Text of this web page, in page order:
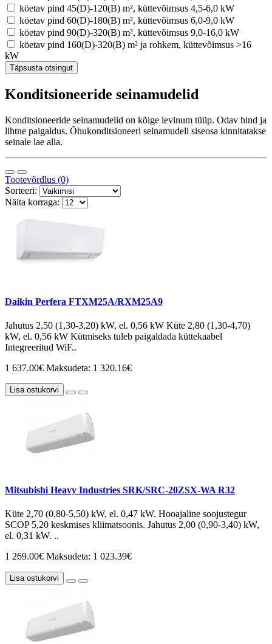
köetav pind 45(D)-120(B) m², küttevõimsus 4,5-6,0 kW
köetav pind 60(D)-180(B) m², küttevõimsus 6,0-9,0 kW
köetav pind 90(D)-320(B) m², küttevõimsus 9,0-16,0 kW
köetav pind 160(D)-320(B) m² ja rohkem, küttevõimsus >16
kW
Täpsusta otsingut
Konditsioneeride seinamudelid
Konditsioneeride seinamudelid on kõige levinum tüüp. Odav hind ja
lihtne paigaldus. Õhukonditsioneeri seinamudeli siseosa kinnitatakse
seinale lae alla.
Tootevõrdlus (0)
Sorteeri:
Näita korraga:
Daikin Perfera FTXM25A/RXM25A9
Jahutus 2,50 (1,30-3,20) kW, el. 0,56 kW Küte 2,80 (1,30-4,70)
kW, el. 0,56 kW Kütmiseks tuleb paigaldada küttekaabel
Integreeritud WiF..
1 637.00€ Maksudeta: 1 320.16€
Lisa ostukorvi
Mitsubishi Heavy Industries SRK/SRC-20ZSX-WA R32
Küte 2,70 (0,80-5,50) kW, el. 0,47 kW. Hooajaline soojustegur
SCOP 5,20 keskmises kliimatsoonis. Jahutus 2,00 (0,90-3,40) kW,
el. 0,31 kW. ..
1 269.00€ Maksudeta: 1 023.39€
Lisa ostukorvi